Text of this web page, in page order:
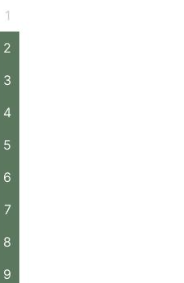
1
2
3
4
5
6
7
8
9